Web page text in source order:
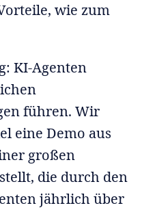
wie zum
KI-Agenten
führen. Wir
eine Demo aus
großen
die durch den
jährlich über